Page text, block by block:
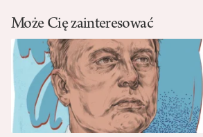
Może Cię zainteresować